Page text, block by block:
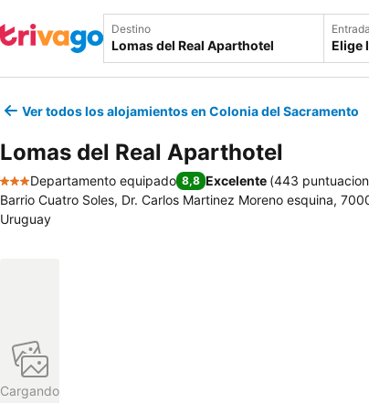
Destino
Elige
Ver todos los alojamientos en Colonia del Sacramento
Lomas del Real Aparthotel
3 Estrellas
Departamento equipado 8,8 Excelente (443
Barrio Cuatro Soles, Dr. Carlos Martinez Moreno esquina,
Uruguay
Cargando